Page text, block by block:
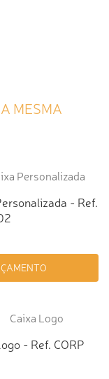
MESMA
- Ref.
- Ref. CORP